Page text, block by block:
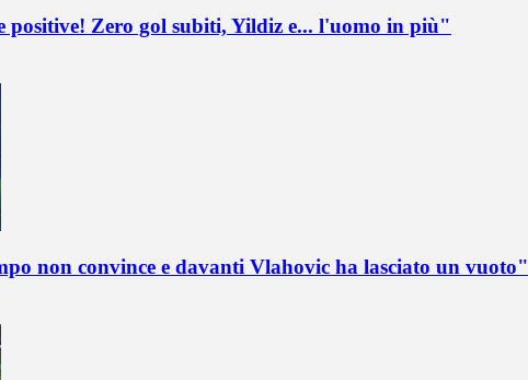
Zero gol subiti, Yildiz e... l'uomo in più"
non convince e davanti Vlahovic ha lasciato un vuoto"